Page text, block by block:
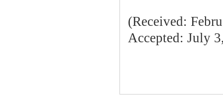
(Received:
Accepted: July